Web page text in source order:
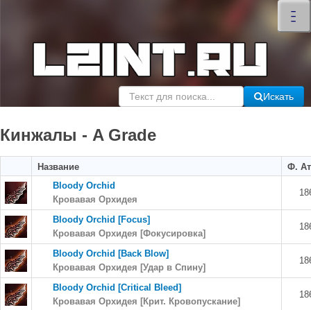
–
–
–
×
Искать
Кинжалы - A Grade
Название
Ф.
Bloody Orchid
Кровавая Орхидея
Bloody Orchid [Focus]
Кровавая Орхидея [Фокусировка]
Bloody Orchid [Back Blow]
Кровавая Орхидея [Удар в Спину]
Bloody Orchid [Critical Bleed]
Кровавая Орхидея [Крит. Кровопускание]